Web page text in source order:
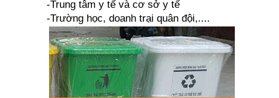
-Trung tâm y tế và cơ sở y tế
-Trường học, doanh trại quân đội,....